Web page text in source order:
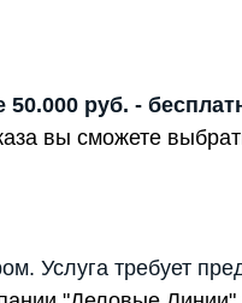
руб. -
вы сможете
Услуга требует